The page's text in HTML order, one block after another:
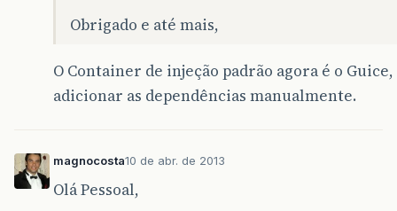
Obrigado e até mais,
O Container de injeção padrão agora é o
adicionar as dependências manualmente.
magnocosta10 de abr. de 2013
Olá Pessoal,